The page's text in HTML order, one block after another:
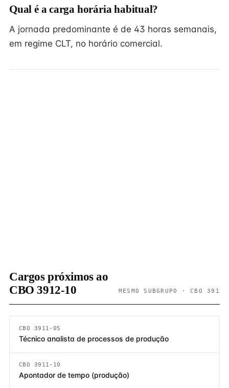
Qual é a carga horária habitual?
A jornada predominante é de 43 horas semanais,
em regime CLT, no horário comercial.
Cargos próximos ao
CBO 3912-10
MESMO SUBGRUPO · CBO 391
CBO 3911-05
Técnico analista de processos de produção
CBO 3911-10
Apontador de tempo (produção)